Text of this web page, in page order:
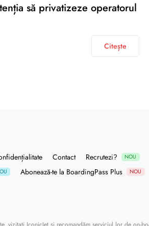
să privatizeze operatorul
Citește
Contact Recrutezi? NOU
Abonează-te la BoardingPass Plus NOU